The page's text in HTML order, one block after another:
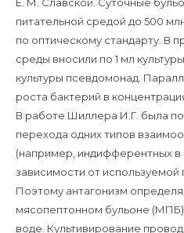
питательной средой до 500
по оптическому стандарту. В
среды вносили по 1 мл
культуры псевдомонад.
роста бактерий в
В работе Шиллера И.Г. была
перехода одних типов
(например, индифферентных в
зависимости от используемой
Поэтому антагонизм
мясопептонном бульоне
воде. Культивирование